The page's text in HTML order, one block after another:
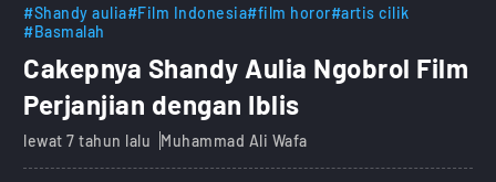
#Shandy aulia#Film Indonesia#film horor#artis cilik
#Basmalah
Cakepnya Shandy Aulia Ngobrol Film
Perjanjian dengan Iblis
lewat 7 tahun lalu Muhammad Ali Wafa